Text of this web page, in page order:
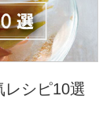
シピ10選